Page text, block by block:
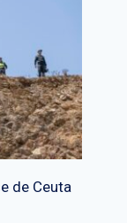
de Ceuta